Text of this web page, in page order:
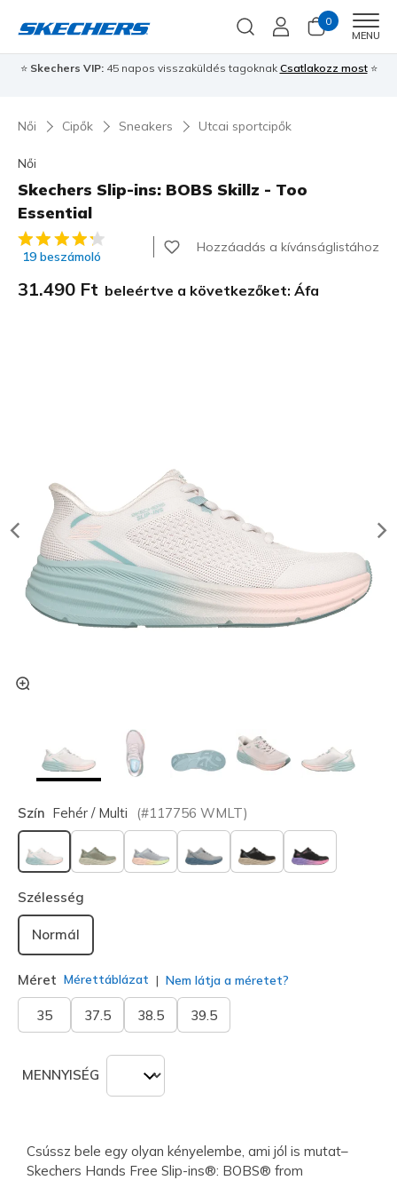
0
MENU
⭐ Skechers VIP:45 napos visszaküldés tagoknak Csatlakozz most⭐
Női Cipők Sneakers Utcai sportcipők
Női
Skechers Slip-ins: BOBS Skillz - Too
Essential
3,6 az 5-ből ügyfélértékelés
19 beszámoló
Hozzáadás a kívánságlistához
31.490 Ft beleértve a következőket: Áfa
Szín Fehér / Multi (#117756 WMLT)
kiválasztva
Szélesség
Normál
Méret Mérettáblázat Nem látja a méretet?
35 37.5 38.5 39.5
MENNYISÉG
Csússz bele egy olyan kényelembe, ami jól is mutat–
Skechers Hands Free Slip-ins®: BOBS® from